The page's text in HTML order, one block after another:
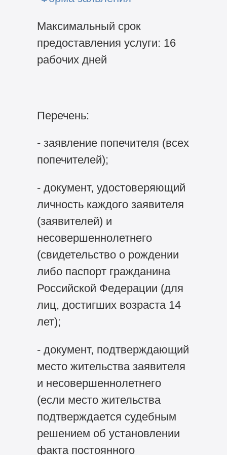
Максимальный срок
предоставления услуги: 16
рабочих дней
Перечень:
- заявление попечителя (всех
попечителей);
- документ, удостоверяющий
личность каждого заявителя
(заявителей) и
несовершеннолетнего
(свидетельство о рождении
либо паспорт гражданина
Российской Федерации (для
лиц, достигших возраста 14
лет);
- документ, подтверждающий
место жительства заявителя
и несовершеннолетнего
(если место жительства
подтверждается судебным
решением об установлении
факта постоянного